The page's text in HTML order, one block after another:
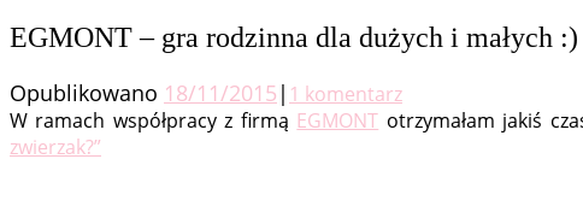
EGMONT – gra rodzinna dla dużych i małych :)
Opublikowano 18/11/2015 | 1 komentarz
W ramach współpracy z firmą EGMONT otrzymałam jakiś
zwierzak?”